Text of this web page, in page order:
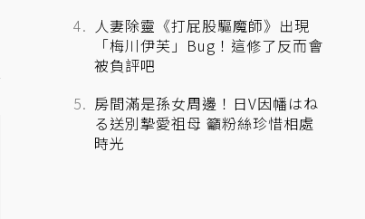
人妻除靈《打屁股驅魔師》出現
「梅川伊芙」Bug！這修了反而會
被負評吧
房間滿是孫女周邊！日V因幡はね
る送別摯愛祖母 籲粉絲珍惜相處
時光